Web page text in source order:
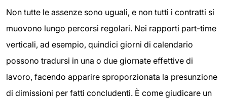
Non tutte le assenze sono uguali, e non tutti i contratti si
muovono lungo percorsi regolari. Nei rapporti part-time
verticali, ad esempio, quindici giorni di calendario
possono tradursi in una o due giornate effettive di
lavoro, facendo apparire sproporzionata la presunzione
di dimissioni per fatti concludenti. È come giudicare un